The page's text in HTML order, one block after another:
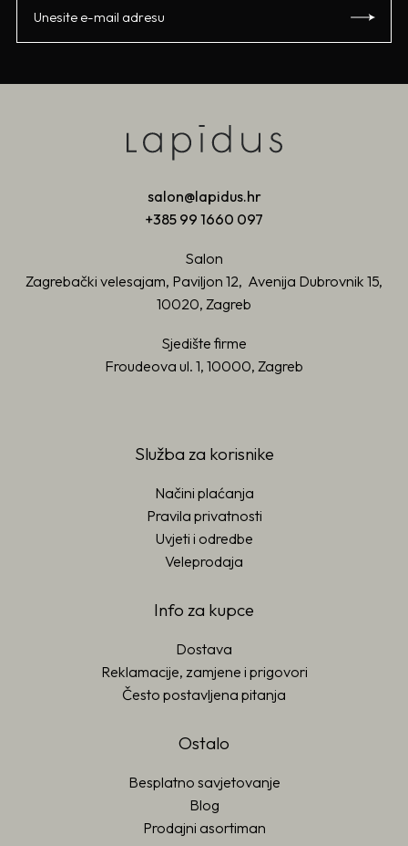
salon@lapidus.hr
+385 99 1660 097
Salon
Zagrebački velesajam, Paviljon 12, Avenija Dubrovnik 15,
10020, Zagreb
Sjedište firme
Froudeova ul. 1, 10000, Zagreb
Služba za korisnike
Načini plaćanja
Pravila privatnosti
Uvjeti i odredbe
Veleprodaja
Info za kupce
Dostava
Reklamacije, zamjene i prigovori
Često postavljena pitanja
Ostalo
Besplatno savjetovanje
Blog
Prodajni asortiman